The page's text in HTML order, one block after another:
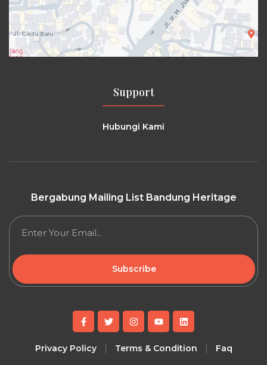
Support
Hubungi Kami
Bergabung Mailing List Bandung Heritage
Subscribe
Privacy Policy Terms & Condition Faq